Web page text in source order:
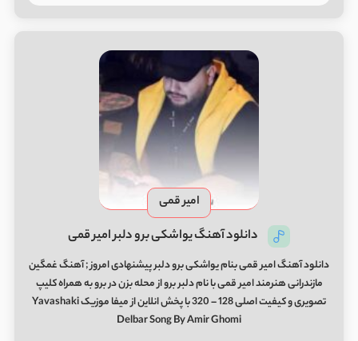
امیر قمی
دانلود آهنگ یواشکی برو دلبر امیر قمی
دانلود آهنگ امیر قمی بنام یواشکی برو دلبر پیشنهادی امروز ; آهنگ غمگین
مازندرانی هنرمند امیر قمی با نام دلبر برو از محله بزن در برو به همراه کلیپ
تصویری و کیفیت اصلی 128 – 320 با پخش انلاین از میفا موزیک Yavashaki
Delbar Song By Amir Ghomi